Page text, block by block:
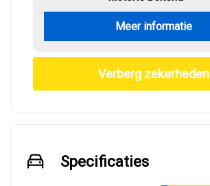
Meer informatie
Verberg zekerheden
Specificaties